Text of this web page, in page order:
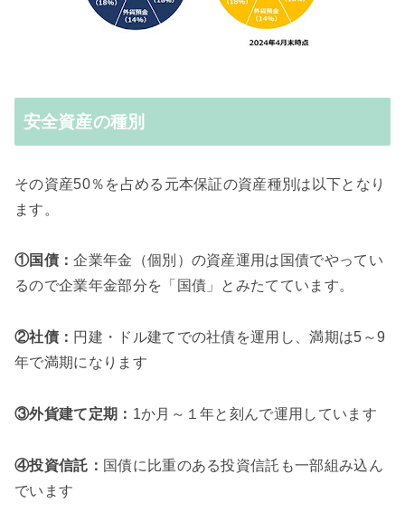
安全資産の種別
その資産50％を占める元本保証の資産種別は以下となり
ます。
①国債：企業年金（個別）の資産運用は国債でやってい
るので企業年金部分を「国債」とみたてています。
②社債： 円建・ドル建てでの社債を運用し、満期は5～9
年で満期になります
③外貨建て定期： 1か月～１年と刻んで運用しています
④投資信託： 国債に比重のある投資信託も一部組み込ん
でいます